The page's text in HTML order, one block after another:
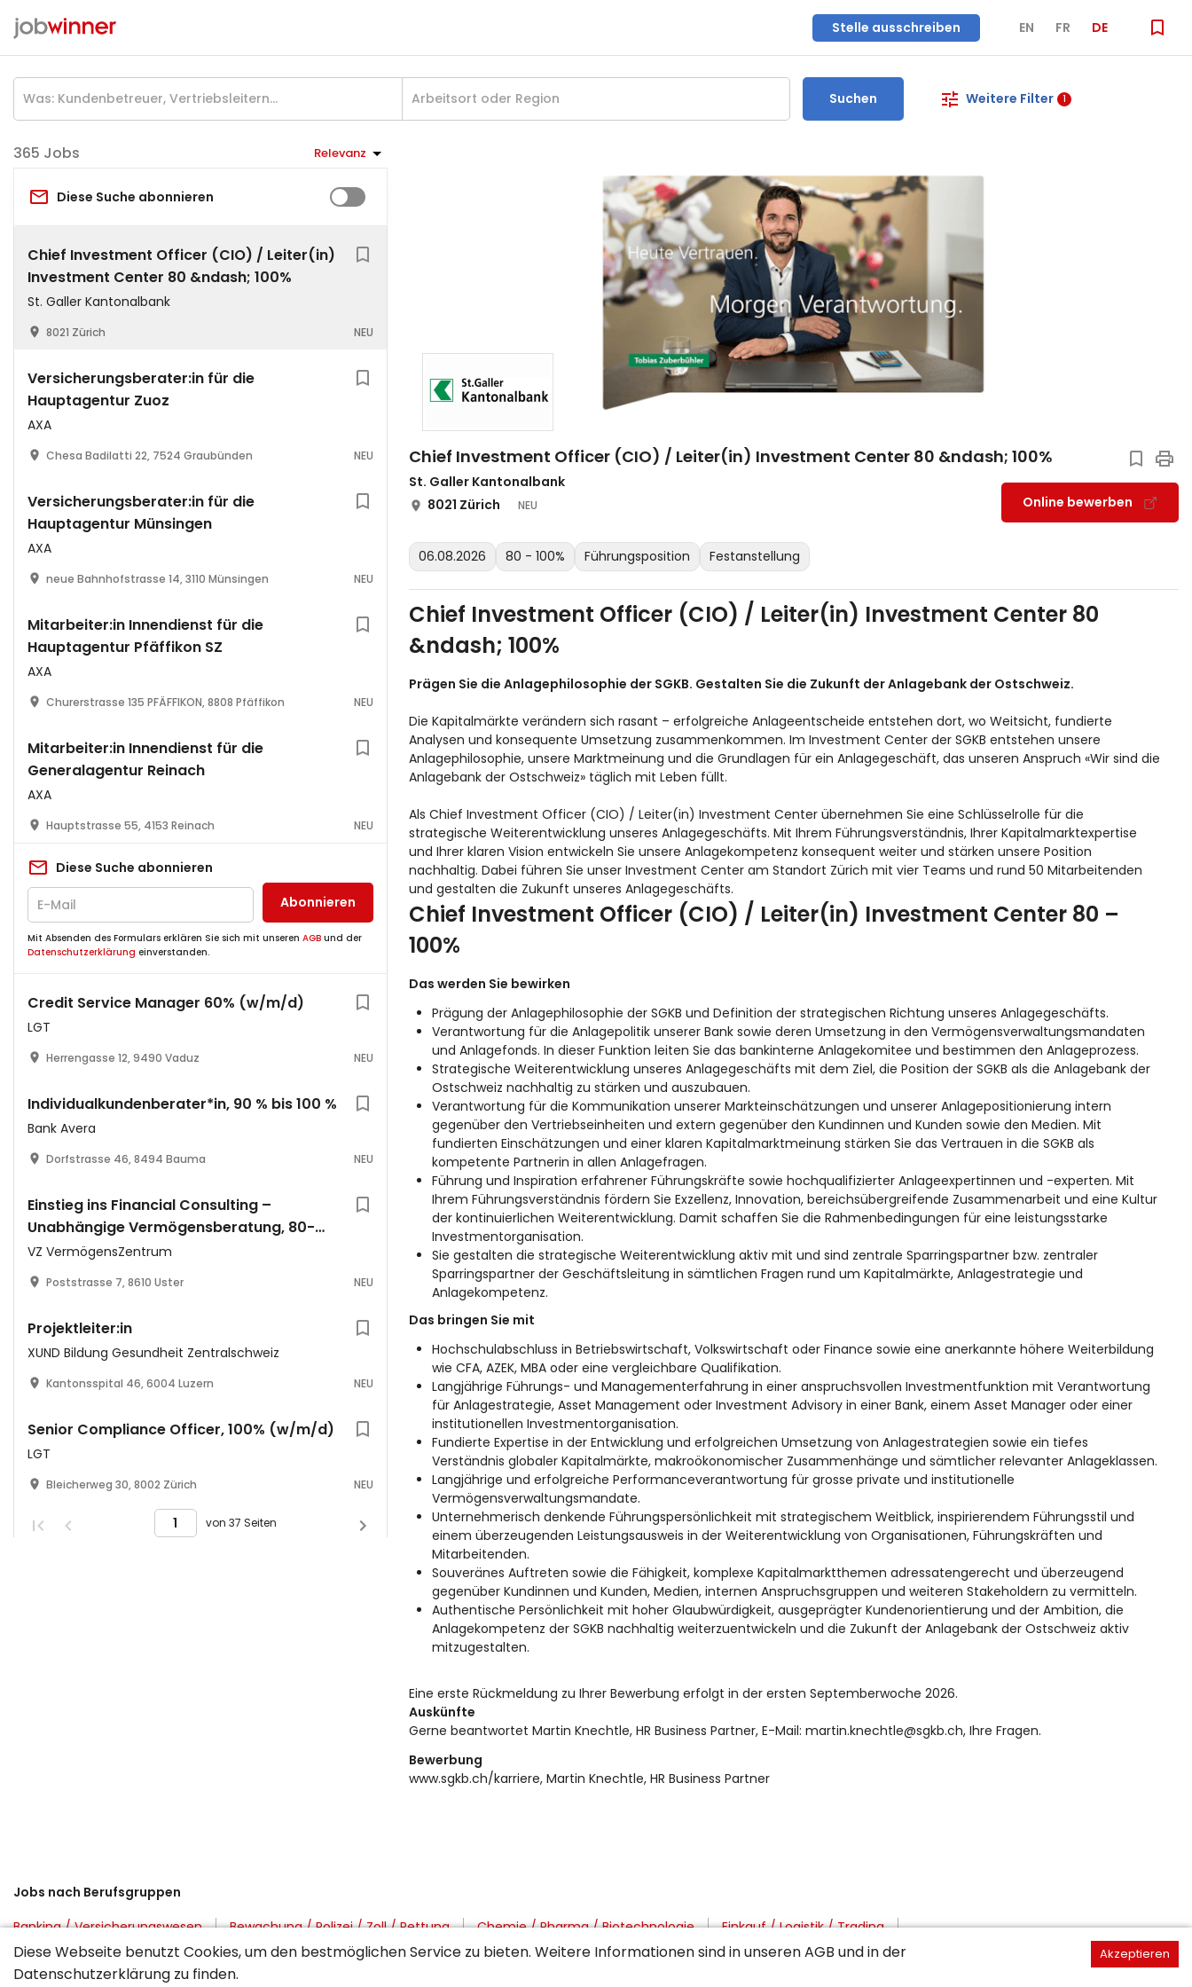
Stelle ausschreiben EN FR DE
Suchen Weitere Filter 1
Jobs Relevanz
Diese Suche abonnieren
Chief Investment Officer (CIO) / Leiter(in)
Investment Center 80 &ndash; 100%
St. Galler Kantonalbank
8021 Zürich NEU
Versicherungsberater:in für die
Hauptagentur Zuoz
AXA
Chesa Badilatti 22, 7524 Graubünden NEU
Versicherungsberater:in für die
Hauptagentur Münsingen
AXA
neue Bahnhofstrasse 14, 3110 Münsingen NEU
Mitarbeiter:in Innendienst für die
Hauptagentur Pfäffikon SZ
AXA
Churerstrasse 135 PFÄFFIKON, 8808 Pfäffikon NEU
Mitarbeiter:in Innendienst für die
Generalagentur Reinach
AXA
Hauptstrasse 55, 4153 Reinach NEU
Diese Suche abonnieren
Abonnieren
Mit Absenden des Formulars erklären Sie sich mit unseren AGB und der
Datenschutzerklärung einverstanden.
Credit Service Manager 60% (w/m/d)
LGT
Herrengasse 12, 9490 Vaduz NEU
​Individualkundenberater*in, 90 % bis 100 %
Bank Avera
Dorfstrasse 46, 8494 Bauma NEU
Einstieg ins Financial Consulting –
Unabhängige Vermögensberatung, 80-
100%
VZ VermögensZentrum
Poststrasse 7, 8610 Uster NEU
Projektleiter:in
XUND Bildung Gesundheit Zentralschweiz
Kantonsspital 46, 6004 Luzern NEU
Senior Compliance Officer, 100% (w/m/d)
LGT
Bleicherweg 30, 8002 Zürich NEU
von 37 Seiten
Chief Investment Officer (CIO) / Leiter(in) Investment Center 80 &ndash; 100%
St. Galler Kantonalbank
8021 Zürich
NEU Online bewerben
06.08.2026 80 - 100% Führungsposition Festanstellung
Chief Investment Officer (CIO) / Leiter(in) Investment Center 80
&ndash; 100%
Prägen Sie die Anlagephilosophie der SGKB. Gestalten Sie die Zukunft der Anlagebank der Ostschweiz.
Die Kapitalmärkte verändern sich rasant – erfolgreiche Anlageentscheide entstehen dort, wo Weitsicht, fundierte
Analysen und konsequente Umsetzung zusammenkommen. Im Investment Center der SGKB entstehen unsere
Anlagephilosophie, unsere Marktmeinung und die Grundlagen für ein Anlagegeschäft, das unseren Anspruch «Wir sind die
Anlagebank der Ostschweiz» täglich mit Leben füllt.
Als Chief Investment Officer (CIO) / Leiter(in) Investment Center übernehmen Sie eine Schlüsselrolle für die
strategische Weiterentwicklung unseres Anlagegeschäfts. Mit Ihrem Führungsverständnis, Ihrer Kapitalmarktexpertise
und Ihrer klaren Vision entwickeln Sie unsere Anlagekompetenz konsequent weiter und stärken unsere Position
nachhaltig. Dabei führen Sie unser Investment Center am Standort Zürich mit vier Teams und rund 50 Mitarbeitenden
und gestalten die Zukunft unseres Anlagegeschäfts.
Chief Investment Officer (CIO) / Leiter(in) Investment Center 80 –
100%
Das werden Sie bewirken
Prägung der Anlagephilosophie der SGKB und Definition der strategischen Richtung unseres Anlagegeschäfts.
Verantwortung für die Anlagepolitik unserer Bank sowie deren Umsetzung in den Vermögensverwaltungsmandaten
und Anlagefonds. In dieser Funktion leiten Sie das bankinterne Anlagekomitee und bestimmen den Anlageprozess.
Strategische Weiterentwicklung unseres Anlagegeschäfts mit dem Ziel, die Position der SGKB als die Anlagebank der
Ostschweiz nachhaltig zu stärken und auszubauen.
Verantwortung für die Kommunikation unserer Markteinschätzungen und unserer Anlagepositionierung intern
gegenüber den Vertriebseinheiten und extern gegenüber den Kundinnen und Kunden sowie den Medien. Mit
fundierten Einschätzungen und einer klaren Kapitalmarktmeinung stärken Sie das Vertrauen in die SGKB als
kompetente Partnerin in allen Anlagefragen.
Führung und Inspiration erfahrener Führungskräfte sowie hochqualifizierter Anlageexpertinnen und -experten. Mit
Ihrem Führungsverständnis fördern Sie Exzellenz, Innovation, bereichsübergreifende Zusammenarbeit und eine Kultur
der kontinuierlichen Weiterentwicklung. Damit schaffen Sie die Rahmenbedingungen für eine leistungsstarke
Investmentorganisation.
Sie gestalten die strategische Weiterentwicklung aktiv mit und sind zentrale Sparringspartner bzw. zentraler
Sparringspartner der Geschäftsleitung in sämtlichen Fragen rund um Kapitalmärkte, Anlagestrategie und
Anlagekompetenz.
Das bringen Sie mit
Hochschulabschluss in Betriebswirtschaft, Volkswirtschaft oder Finance sowie eine anerkannte höhere Weiterbildung
wie CFA, AZEK, MBA oder eine vergleichbare Qualifikation.
Langjährige Führungs- und Managementerfahrung in einer anspruchsvollen Investmentfunktion mit Verantwortung
für Anlagestrategie, Asset Management oder Investment Advisory in einer Bank, einem Asset Manager oder einer
institutionellen Investmentorganisation.
Fundierte Expertise in der Entwicklung und erfolgreichen Umsetzung von Anlagestrategien sowie ein tiefes
Verständnis globaler Kapitalmärkte, makroökonomischer Zusammenhänge und sämtlicher relevanter Anlageklassen.
Langjährige und erfolgreiche Performanceverantwortung für grosse private und institutionelle
Vermögensverwaltungsmandate.
Unternehmerisch denkende Führungspersönlichkeit mit strategischem Weitblick, inspirierendem Führungsstil und
einem überzeugenden Leistungsausweis in der Weiterentwicklung von Organisationen, Führungskräften und
Mitarbeitenden.
Souveränes Auftreten sowie die Fähigkeit, komplexe Kapitalmarktthemen adressatengerecht und überzeugend
gegenüber Kundinnen und Kunden, Medien, internen Anspruchsgruppen und weiteren Stakeholdern zu vermitteln.
Authentische Persönlichkeit mit hoher Glaubwürdigkeit, ausgeprägter Kundenorientierung und der Ambition, die
Anlagekompetenz der SGKB nachhaltig weiterzuentwickeln und die Zukunft der Anlagebank der Ostschweiz aktiv
mitzugestalten.
Eine erste Rückmeldung zu Ihrer Bewerbung erfolgt in der ersten Septemberwoche 2026.
Auskünfte
Gerne beantwortet Martin Knechtle, HR Business Partner, E-Mail: martin.knechtle@sgkb.ch, Ihre Fragen.
Bewerbung
www.sgkb.ch/karriere, Martin Knechtle, HR Business Partner
Jobs nach Berufsgruppen
Banking / Versicherungswesen
Bewachung / Polizei / Zoll / Rettung Chemie / Pharma / Biotechnologie
Einkauf / Logistik / Trading
Fahrzeuge / Handwerk / Lager / Transport
Gastronomie / Lebensmittel / Tourismus Grafik / Typografie / Druck
Marketing / Kommunikation / Redaktion
Diese Webseite benutzt Cookies, um den bestmöglichen Service zu bieten. Weitere Informationen sind in unserenAGB und in der
Datenschutzerklärung zu finden.
Akzeptieren